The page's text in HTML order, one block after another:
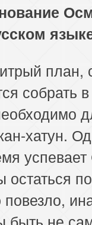
план,
собрать
хатун.
быть не